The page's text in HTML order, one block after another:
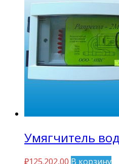
Умягчитель
₽125.202,00 В корзину